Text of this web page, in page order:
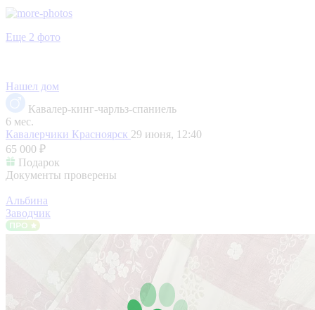
Еще 2 фото
Нашел дом
Кавалер-кинг-чарльз-спаниель
6 мес.
Кавалерчики Красноярск 29 июня, 12:40
65 000 ₽
Подарок
Документы проверены
Альбина
Заводчик